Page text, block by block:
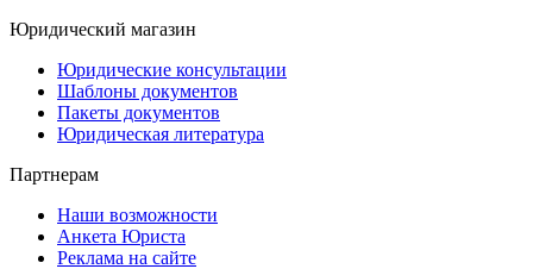
Юридический магазин
Юридические консультации
Шаблоны документов
Пакеты документов
Юридическая литература
Партнерам
Наши возможности
Анкета Юриста
Реклама на сайте